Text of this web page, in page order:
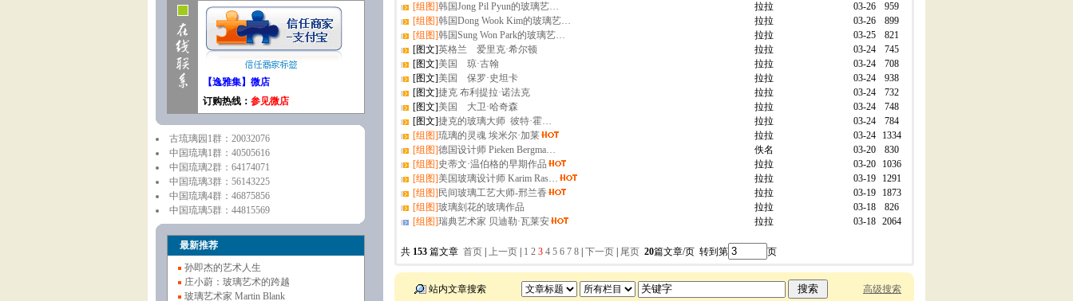
【逸雅集】微店
订购热线： 参见微店
古琉璃园1群：20032076
中国琉璃1群：40505616
中国琉璃2群：64174071
中国琉璃3群：56143225
中国琉璃4群：46875856
中国琉璃5群：44815569
最新推荐
孙即杰的艺术人生
庄小蔚：玻璃艺术的跨越
玻璃艺术家 Martin Blank
[组图]韩国Jong Pil Pyun的玻璃艺… 拉拉 03-26
959
[组图]韩国Dong Wook Kim的玻璃艺… 拉拉 03-26
899
[组图]韩国Sung Won Park的玻璃艺… 拉拉 03-25
821
[图文]英格兰 爱里克·希尔顿 拉拉 03-24
745
[图文]美国 琼·古翰 拉拉 03-24
708
[图文]美国 保罗·史坦卡 拉拉 03-24
938
[图文]捷克 布利提拉·诺法克 拉拉 03-24
732
[图文]美国 大卫·哈奇森 拉拉 03-24
748
[图文]捷克的玻璃大师 彼特·霍… 拉拉 03-24
784
[组图]琉璃的灵魂 埃米尔·加莱 拉拉 03-24
1334
[组图]德国设计师 Pieken Bergma… 佚名 03-20
830
[组图]史蒂文·温伯格的早期作品 拉拉 03-20
1036
[组图]美国玻璃设计师 Karim Ras… 拉拉 03-19
1291
[组图] 民间玻璃工艺大师-邢兰香 拉拉 03-19
1873
[组图]玻璃刻花的玻璃作品 拉拉 03-18
826
[组图]瑞典艺术家 贝迪勒·瓦莱安 拉拉 03-18 2064
共 153 篇文章 首页 上一页 1 2 3 4 5 6 7 8 下一页 尾页 20篇文章/页 转到第 页
站内文章搜索 高级搜索